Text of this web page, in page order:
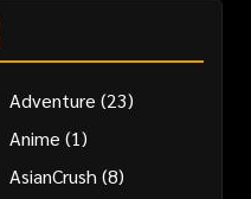
Adventure (23)
Anime (1)
AsianCrush (8)